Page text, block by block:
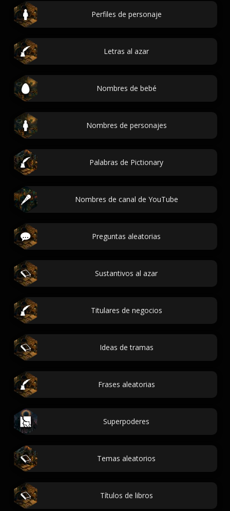
Perfiles de personaje
Letras al azar
Nombres de bebé
Nombres de personajes
Palabras de Pictionary
Nombres de canal de YouTube
Preguntas aleatorias
Sustantivos al azar
Titulares de negocios
Ideas de tramas
Frases aleatorias
Superpoderes
Temas aleatorios
Títulos de libros